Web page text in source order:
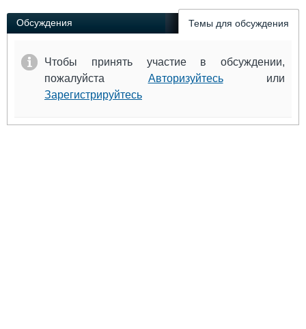
Обсуждения Темы для обсуждения
Чтобы принять участие в обсуждении,
пожалуйста Авторизуйтесьили
Зарегистрируйтесь